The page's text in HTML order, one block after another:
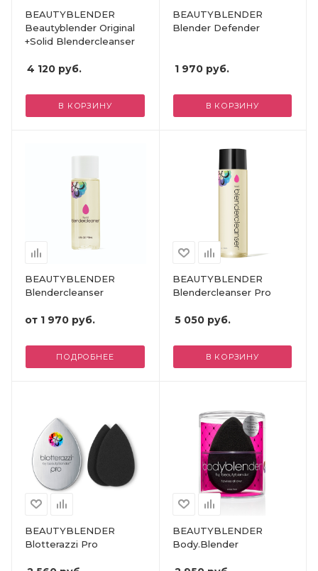
BEAUTYBLENDER
Beautyblender Original
+Solid Blendercleanser
4 120 руб.
В КОРЗИНУ
BEAUTYBLENDER
Blender Defender
1 970руб.
В КОРЗИНУ
BEAUTYBLENDER
Blendercleanser
от 1 970 руб.
ПОДРОБНЕЕ
BEAUTYBLENDER
Blendercleanser Pro
5 050руб.
В КОРЗИНУ
BEAUTYBLENDER
Blotterazzi Pro
BEAUTYBLENDER
Body.Blender